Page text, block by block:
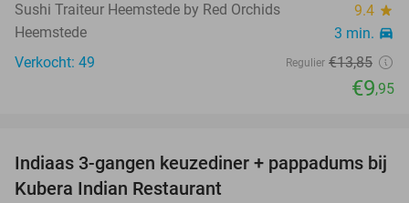
Sushi Traiteur Heemstede by Red Orchids
9.4 star
Heemstede 3 min. directions_car
Verkocht: 49 Regulier €13,85
€9,95
32%
Indiaas 3-gangen keuzediner + pappadums bij
Kubera Indian Restaurant